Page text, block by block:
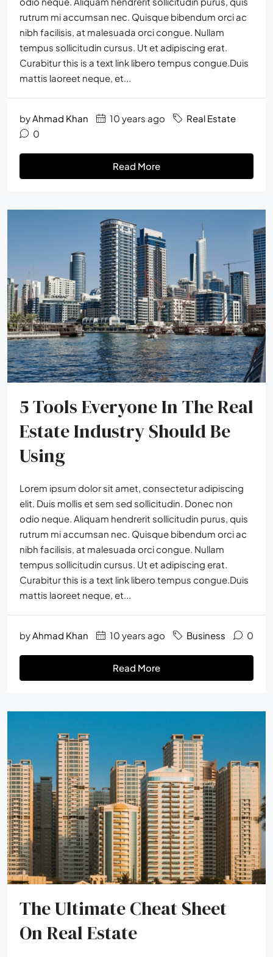
rutrum mi accumsan nec. Quisque bibendum orci ac
nibh facilisis, at malesuada orci congue. Nullam
tempus sollicitudin cursus. Ut et adipiscing erat.
Curabitur this is a text link libero tempus congue.Duis
mattis laoreet neque, et...
byAhmad Khan 10 years ago
Real Estate
0
Read More
5 Tools Everyone In The Real
Estate Industry Should Be
Using
Lorem ipsum dolor sit amet, consectetur adipiscing
elit. Duis mollis et sem sed sollicitudin. Donec non
odio neque. Aliquam hendrerit sollicitudin purus, quis
rutrum mi accumsan nec. Quisque bibendum orci ac
nibh facilisis, at malesuada orci congue. Nullam
tempus sollicitudin cursus. Ut et adipiscing erat.
Curabitur this is a text link libero tempus congue.Duis
mattis laoreet neque, et...
byAhmad Khan 10 years ago Business 0
Read More
The Ultimate Cheat Sheet
On Real Estate